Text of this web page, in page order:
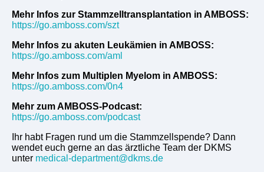
Mehr Infos zur Stammzelltransplantation in AMBOSS:
https://go.amboss.com/szt
Mehr Infos zu akuten Leukämien in AMBOSS:
https://go.amboss.com/aml
Mehr Infos zum Multiplen Myelom in AMBOSS:
https://go.amboss.com/0n4
Mehr zum AMBOSS-Podcast:
https://go.amboss.com/podcast
Ihr habt Fragen rund um die Stammzellspende? Dann
wendet euch gerne an das ärztliche Team der DKMS
unter medical-department@dkms.de